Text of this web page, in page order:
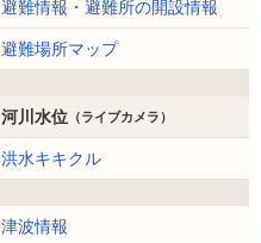
避難情報・避難所の開設情報
避難場所マップ
河川水位 （ライブカメラ）
洪水キキクル
津波情報